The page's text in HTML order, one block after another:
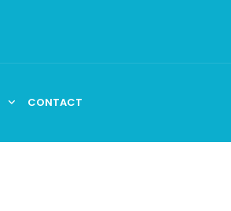
CONTACT